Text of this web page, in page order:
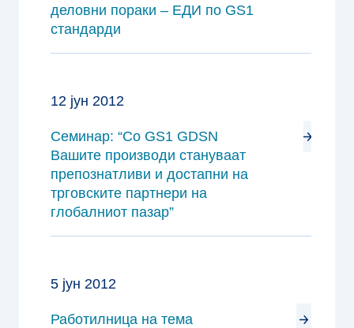
деловни пораки – ЕДИ по GS1
стандарди
12 јун 2012
Семинар: “Со GS1 GDSN
Вашите производи стануваат
препознатливи и достапни на
трговските партнери на
глобалниот пазар”
5 јун 2012
Работилница на тема